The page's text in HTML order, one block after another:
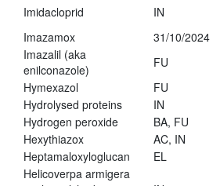
Imidacloprid
IN
Imazamox
31/10/2024
Imazalil (aka
enilconazole)
FU
Hymexazol
FU
Hydrolysed proteins
IN
Hydrogen peroxide
BA, FU
Hexythiazox
AC, IN
Heptamaloxyloglucan
EL
Helicoverpa armigera